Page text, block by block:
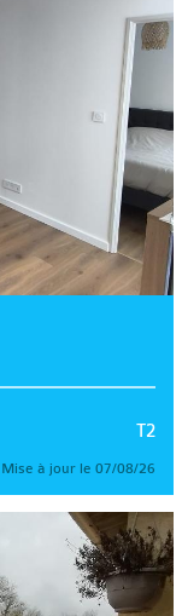
T2
Mise à jour le 07/08/26